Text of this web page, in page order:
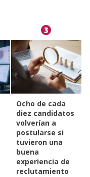
3
Ocho de cada
diez candidatos
volverían a
postularse si
tuvieron una
buena
experiencia de
reclutamiento